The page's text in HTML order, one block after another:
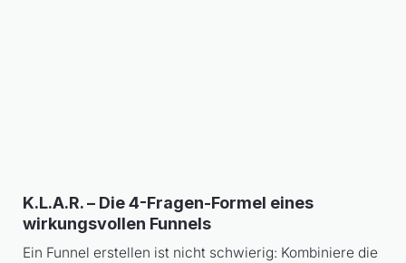
K.L.A.R. – Die 4-Fragen-Formel eines
wirkungsvollen Funnels
Ein Funnel erstellen ist nicht schwierig: Kombiniere die